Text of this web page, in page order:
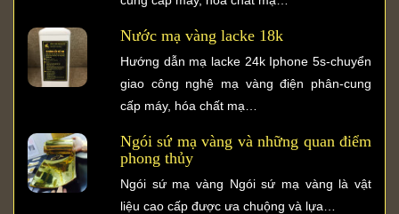
Nước mạ vàng lacke 18k
Hướng dẫn mạ lacke 24k Iphone 5s-chuyển
giao công nghệ mạ vàng điện phân-cung
cấp máy, hóa chất mạ…
Ngói sứ mạ vàng và những quan điểm
phong thủy
Ngói sứ mạ vàng Ngói sứ mạ vàng là vật
liệu cao cấp được ưa chuộng và lựa…